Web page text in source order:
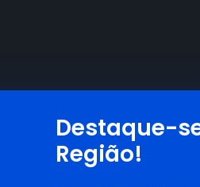
Destaque-
Região!